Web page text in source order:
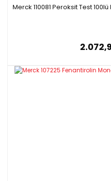
Merck 110081 Peroksit Test